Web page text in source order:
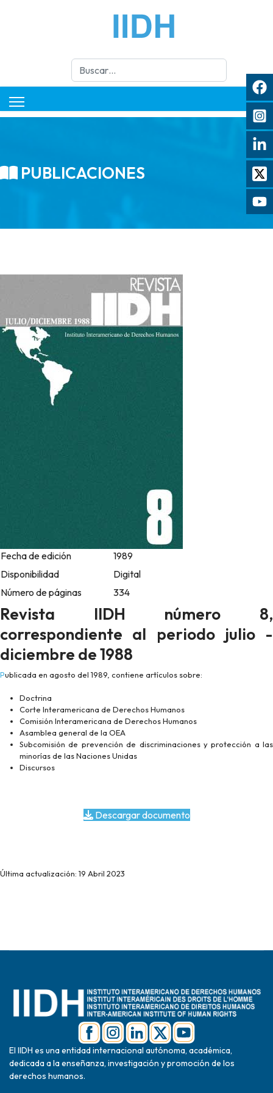
Buscar
PUBLICACIONES
Fecha de edición
1989
Disponibilidad
Digital
Número de páginas
334
Revista IIDH número 8,
correspondiente al periodo julio -
diciembre de 1988
Publicada en agosto del 1989, contiene artículos sobre:
Doctrina
Corte Interamericana de Derechos Humanos
Comisión Interamericana de Derechos Humanos
Asamblea general de la OEA
Subcomisión de prevención de discriminaciones y protección a las
minorías de las Naciones Unidas
Discursos
Descargar documento
Última actualización: 19 Abril 2023
El IIDH es una entidad internacional autónoma, académica,
dedicada a la enseñanza, investigación y promoción de los
derechos humanos.